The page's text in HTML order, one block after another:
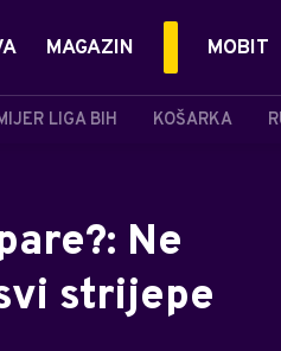
LIGA BIH KOŠARKA
MAGAZIN MOBIT
Ne
strijepe